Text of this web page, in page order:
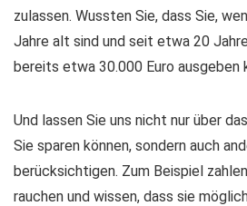
zulassen. Wussten Sie, dass Sie,
Jahre alt sind und seit etwa 20
bereits etwa 30.000 Euro ausgeben
Und lassen Sie uns nicht nur über
Sie sparen können, sondern auch
berücksichtigen. Zum Beispiel
rauchen und wissen, dass sie